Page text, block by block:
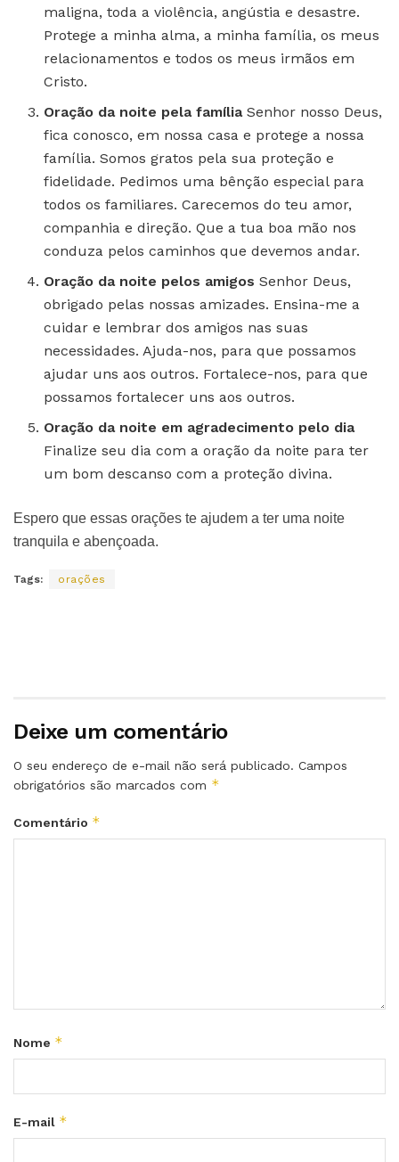
maligna, toda a violência, angústia e desastre.
Protege a minha alma, a minha família, os meus
relacionamentos e todos os meus irmãos em
Cristo.
Oração da noite pela famíliaSenhor nosso Deus,
fica conosco, em nossa casa e protege a nossa
família. Somos gratos pela sua proteção e
fidelidade. Pedimos uma bênção especial para
todos os familiares. Carecemos do teu amor,
companhia e direção. Que a tua boa mão nos
conduza pelos caminhos que devemos andar.
Oração da noite pelos amigos Senhor Deus,
obrigado pelas nossas amizades. Ensina-me a
cuidar e lembrar dos amigos nas suas
necessidades. Ajuda-nos, para que possamos
ajudar uns aos outros. Fortalece-nos, para que
possamos fortalecer uns aos outros.
Oração da noite em agradecimento pelo dia
Finalize seu dia com a oração da noite para ter
um bom descanso com a proteção divina.
Espero que essas orações te ajudem a ter uma noite
tranquila e abençoada.
Tags: orações
Deixe um comentário
O seu endereço de e-mail não será publicado. Campos
obrigatórios são marcados com *
Comentário *
Nome *
E-mail *